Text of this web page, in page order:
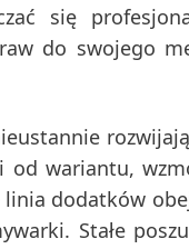
się
do swojego
od wariantu,
linia dodatków
Stałe